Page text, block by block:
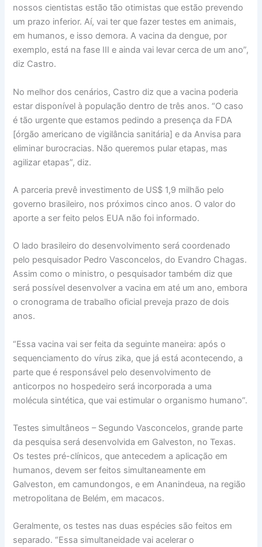
nossos cientistas estão tão otimistas que estão prevendo
um prazo inferior. Aí, vai ter que fazer testes em animais,
em humanos, e isso demora. A vacina da dengue, por
exemplo, está na fase III e ainda vai levar cerca de um ano”,
diz Castro.
No melhor dos cenários, Castro diz que a vacina poderia
estar disponível à população dentro de três anos. “O caso
é tão urgente que estamos pedindo a presença da FDA
[órgão americano de vigilância sanitária] e da Anvisa para
eliminar burocracias. Não queremos pular etapas, mas
agilizar etapas”, diz.
A parceria prevê investimento de US$ 1,9 milhão pelo
governo brasileiro, nos próximos cinco anos. O valor do
aporte a ser feito pelos EUA não foi informado.
O lado brasileiro do desenvolvimento será coordenado
pelo pesquisador Pedro Vasconcelos, do Evandro Chagas.
Assim como o ministro, o pesquisador também diz que
será possível desenvolver a vacina em até um ano, embora
o cronograma de trabalho oficial preveja prazo de dois
anos.
“Essa vacina vai ser feita da seguinte maneira: após o
sequenciamento do vírus zika, que já está acontecendo, a
parte que é responsável pelo desenvolvimento de
anticorpos no hospedeiro será incorporada a uma
molécula sintética, que vai estimular o organismo humano”.
Testes simultâneos – Segundo Vasconcelos, grande parte
da pesquisa será desenvolvida em Galveston, no Texas.
Os testes pré-clínicos, que antecedem a aplicação em
humanos, devem ser feitos simultaneamente em
Galveston, em camundongos, e em Ananindeua, na região
metropolitana de Belém, em macacos.
Geralmente, os testes nas duas espécies são feitos em
separado. “Essa simultaneidade vai acelerar o